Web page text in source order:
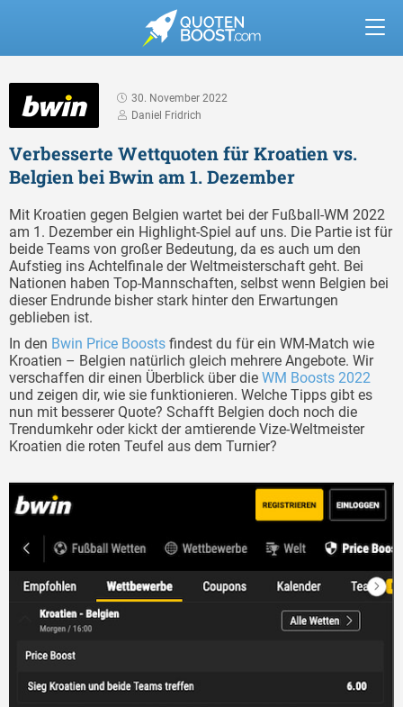
30. November 2022
Daniel Fridrich
Verbesserte Wettquoten für Kroatien vs.
Belgien bei Bwin am 1. Dezember
Mit Kroatien gegen Belgien wartet bei der Fußball-WM 2022
am 1. Dezember ein Highlight-Spiel auf uns. Die Partie ist für
beide Teams von großer Bedeutung, da es auch um den
Aufstieg ins Achtelfinale der Weltmeisterschaft geht. Bei
Nationen haben Top-Mannschaften, selbst wenn Belgien bei
dieser Endrunde bisher stark hinter den Erwartungen
geblieben ist.
In den Bwin Price Boosts findest du für ein WM-Match wie
Kroatien – Belgien natürlich gleich mehrere Angebote. Wir
verschaffen dir einen Überblick über die WM Boosts 2022
und zeigen dir, wie sie funktionieren. Welche Tipps gibt es
nun mit besserer Quote? Schafft Belgien doch noch die
Trendumkehr oder kickt der amtierende Vize-Weltmeister
Kroatien die roten Teufel aus dem Turnier?